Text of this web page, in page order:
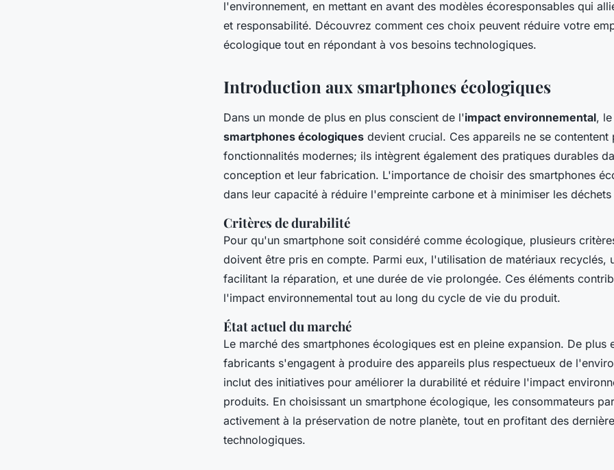
l'environnement, en mettant en avant des modèles écoresponsables qui
et responsabilité. Découvrez comment ces choix peuvent réduire votre
écologique tout en répondant à vos besoins technologiques.
Introduction aux smartphones écologiques
Dans un monde de plus en plus conscient de l'impact environnemental,
smartphones écologiques devient crucial. Ces appareils ne se
fonctionnalités modernes; ils intègrent également des pratiques durables
conception et leur fabrication. L'importance de choisir des smartphones
dans leur capacité à réduire l'empreinte carbone et à minimiser les
Critères de durabilité
Pour qu'un smartphone soit considéré comme écologique, plusieurs
doivent être pris en compte. Parmi eux, l'utilisation de matériaux recyclés,
facilitant la réparation, et une durée de vie prolongée. Ces éléments
l'impact environnemental tout au long du cycle de vie du produit.
État actuel du marché
Le marché des smartphones écologiques est en pleine expansion. De plus
fabricants s'engagent à produire des appareils plus respectueux de
inclut des initiatives pour améliorer la durabilité et réduire l'impact
produits. En choisissant un smartphone écologique, les consommateurs
activement à la préservation de notre planète, tout en profitant des
technologiques.